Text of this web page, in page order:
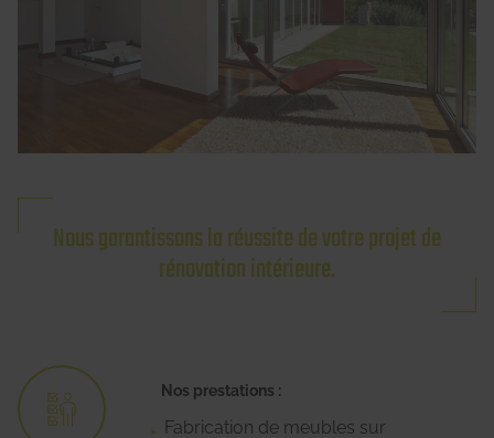
Nous garantissons la réussite de votre projet de
rénovation intérieure.
Nos prestations :
Fabrication de meubles sur